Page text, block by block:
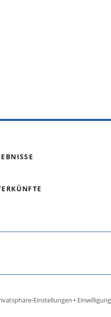
Einstellungen •